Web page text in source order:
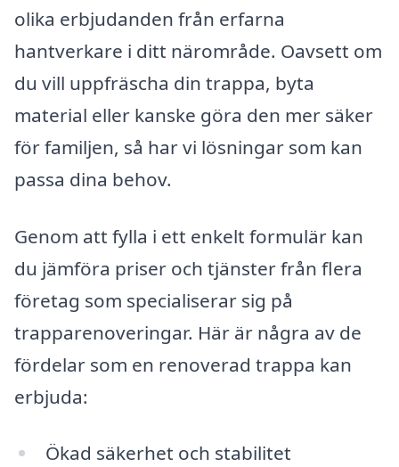
olika erbjudanden från erfarna
hantverkare i ditt närområde. Oavsett om
du vill uppfräscha din trappa, byta
material eller kanske göra den mer säker
för familjen, så har vi lösningar som kan
passa dina behov.
Genom att fylla i ett enkelt formulär kan
du jämföra priser och tjänster från flera
företag som specialiserar sig på
trapparenoveringar. Här är några av de
fördelar som en renoverad trappa kan
erbjuda:
Ökad säkerhet och stabilitet